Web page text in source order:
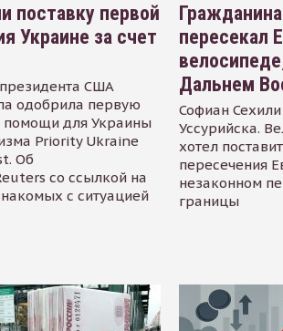
поставку первой
Украине за счет
США
одобрила первую
помощи для Украины
Priority Ukraine
Об
со ссылкой на
с ситуацией
пересекал
Дальнем
Софиан
Уссурийска.
хотел
пересечения
незаконном
границы